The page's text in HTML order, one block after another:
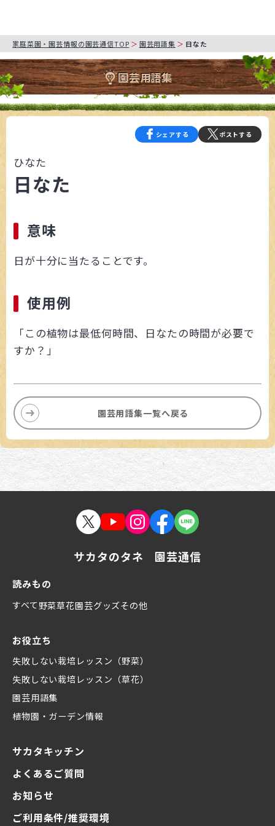
家庭菜園・園芸情報の園芸通信TOP 園芸用語集 日なた
園芸用語集
シェアする ポストする
ひなた
日なた
意味
日が十分に当たることです。
使用例
「この植物は最低何時間、日なたの時間が必要で
すか？」
園芸用語集一覧へ戻る
サカタのタネ 園芸通信
読みもの
すべて野菜草花園芸グッズその他
お役立ち
失敗しない栽培レッスン（野菜）
失敗しない栽培レッスン（草花）
園芸用語集
植物園・ガーデン情報
サカタキッチン
よくあるご質問
お知らせ
ご利用条件/推奨環境